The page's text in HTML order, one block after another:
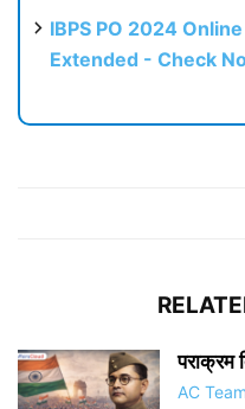
IBPS PO 2024
Extended - Check
AC Team